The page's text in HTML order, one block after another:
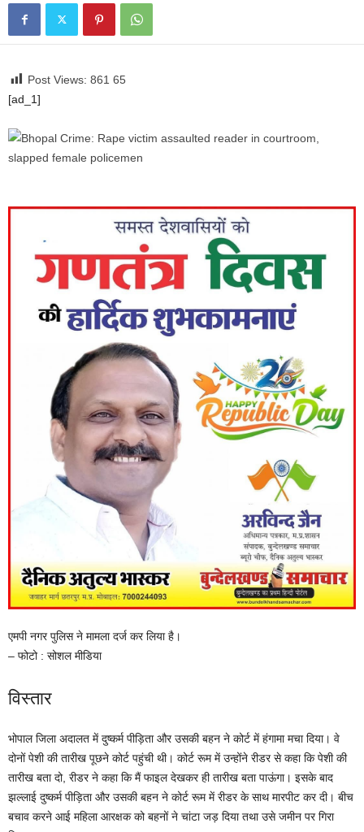
Post Views: 861 65
[ad_1]
एमपी नगर पुलिस ने मामला दर्ज कर लिया है।
– फोटो : सोशल मीडिया
विस्तार
भोपाल जिला अदालत में दुष्कर्म पीड़िता और उसकी बहन ने कोर्ट में हंगामा मचा दिया। वे
दोनों पेशी की तारीख पूछने कोर्ट पहुंची थी। कोर्ट रूम में उन्होंने रीडर से कहा कि पेशी की
तारीख बता दो, रीडर ने कहा कि मैं फाइल देखकर ही तारीख बता पाऊंगा। इसके बाद
झल्लाई दुष्कर्म पीड़िता और उसकी बहन ने कोर्ट रूम में रीडर के साथ मारपीट कर दी। बीच
बचाव करने आई महिला आरक्षक को बहनों ने चांटा जड़ दिया तथा उसे जमीन पर गिरा